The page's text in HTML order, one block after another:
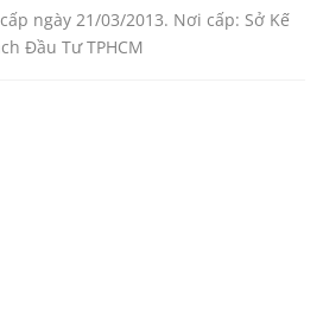
ngày 21/03/2013. Nơi cấp: Sở Kế
Đầu Tư TPHCM